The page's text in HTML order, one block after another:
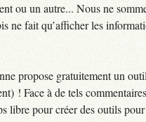
ou un autre... Nous ne
ne fait qu’afficher les
propose gratuitement un
! Face à de tels
libre pour créer des outils